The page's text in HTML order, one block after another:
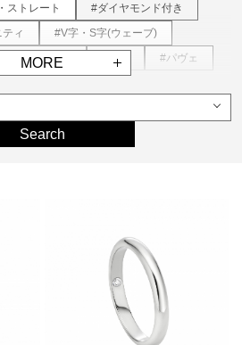
ストレート
#ダイヤモンド付き
ィ
#V字・S字(ウェーブ)
イトゴールド #甲丸
#パヴェ
MORE
Search